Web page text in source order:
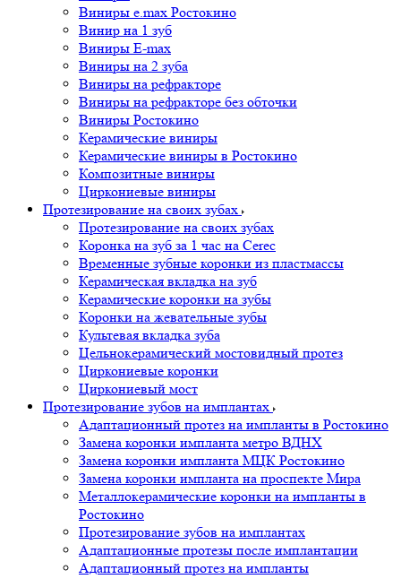
Виниры e.max Ростокино
Винир на 1 зуб
Виниры E-max
Виниры на 2 зуба
Виниры на рефракторе
Виниры на рефракторе без обточки
Виниры Ростокино
Керамические виниры
Керамические виниры в Ростокино
Композитные виниры
Циркониевые виниры
Протезирование на своих зубах
Протезирование на своих зубах
Коронка на зуб за 1 час на Cerec
Временные зубные коронки из пластмассы
Керамическая вкладка на зуб
Керамические коронки на зубы
Коронки на жевательные зубы
Культевая вкладка зуба
Цельнокерамический мостовидный протез
Циркониевые коронки
Циркониевый мост
Протезирование зубов на имплантах
Адаптационный протез на импланты в Ростокино
Замена коронки импланта метро ВДНХ
Замена коронки импланта МЦК Ростокино
Замена коронки импланта на проспекте Мира
Металлокерамические коронки на импланты в
Ростокино
Протезирование зубов на имплантах
Адаптационные протезы после имплантации
Адаптационный протез на импланты